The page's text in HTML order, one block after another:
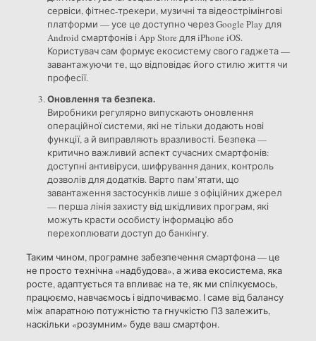
сервіси, фітнес-трекери, музичні та відеострімінгові
платформи — усе це доступно через Google Play для
Android смартфонів і App Store для iPhone iOS.
Користувач сам формує екосистему свого гаджета —
завантажуючи те, що відповідає його стилю життя чи
професії.
Оновлення та безпека.
Виробники регулярно випускають оновлення
операційної системи, які не тільки додають нові
функції, а й виправляють вразливості. Безпека —
критично важливий аспект сучасних смартфонів:
доступні антивіруси, шифрування даних, контроль
дозволів для додатків. Варто пам’ятати, що
завантаження застосунків лише з офіційних джерел
— перша лінія захисту від шкідливих програм, які
можуть красти особисту інформацію або
перехоплювати доступ до банкінгу.
Таким чином, програмне забезпечення смартфона — це
не просто технічна «надбудова», а жива екосистема, яка
росте, адаптується та впливає на те, як ми спілкуємось,
працюємо, навчаємось і відпочиваємо. І саме від балансу
між апаратною потужністю та гнучкістю ПЗ залежить,
наскільки «розумним» буде ваш смартфон.